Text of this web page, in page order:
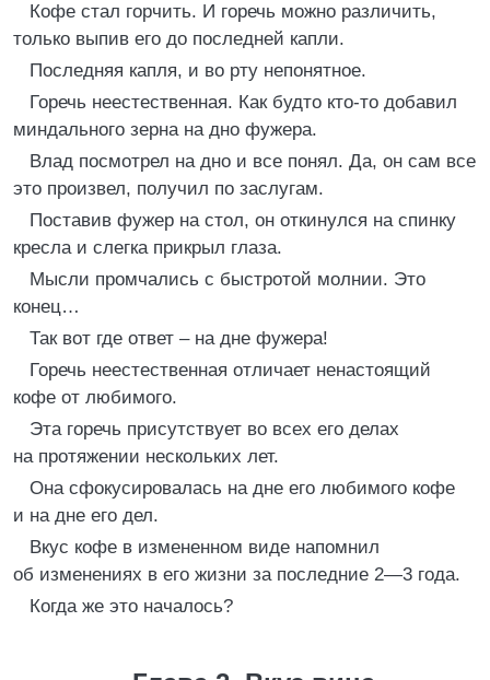
Кофе стал горчить. И горечь можно различить,
только выпив его до последней капли.
Последняя капля, и во рту непонятное.
Горечь неестественная. Как будто кто-то добавил
миндального зерна на дно фужера.
Влад посмотрел на дно и все понял. Да, он сам все
это произвел, получил по заслугам.
Поставив фужер на стол, он откинулся на спинку
кресла и слегка прикрыл глаза.
Мысли промчались с быстротой молнии. Это
конец…
Так вот где ответ – на дне фужера!
Горечь неестественная отличает ненастоящий
кофе от любимого.
Эта горечь присутствует во всех его делах
на протяжении нескольких лет.
Она сфокусировалась на дне его любимого кофе
и на дне его дел.
Вкус кофе в измененном виде напомнил
об изменениях в его жизни за последние 2—3 года.
Когда же это началось?